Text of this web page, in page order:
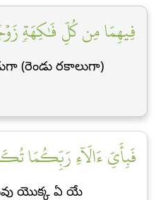
فِيهِمَا مِن كُلِّ فَٰكِهَةٖ
(రెండు రకాలుగా)
فَبِأَيِّ ءَالَآءِ رَبِّكُمَا
యొక్క ఏ యే